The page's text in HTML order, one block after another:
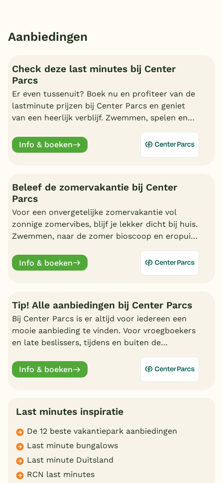
Aanbiedingen
Check deze last minutes bij Center
Parcs
Er even tussenuit? Boek nu en profiteer van de
lastminute prijzen bij Center Parcs en geniet
van een heerlijk verblijf. Zwemmen, spelen en
Info & boeken
Beleef de zomervakantie bij Center
Parcs
Voor een onvergetelijke zomervakantie vol
zonnige zomervibes, blijf je lekker dicht bij huis.
Zwemmen, naar de zomer bioscoop en eropuit.
Center Parcs.
Info & boeken
Tip! Alle aanbiedingen bij Center Parcs
Bij Center Parcs is er altijd voor iedereen een
mooie aanbieding te vinden. Voor vroegboekers
en late beslissers, tijdens en buiten de
aanbiedingen.
Info & boeken
Last minutes inspiratie
De 12 beste vakantiepark aanbiedingen
Last minute bungalows
Last minute Duitsland
RCN last minutes